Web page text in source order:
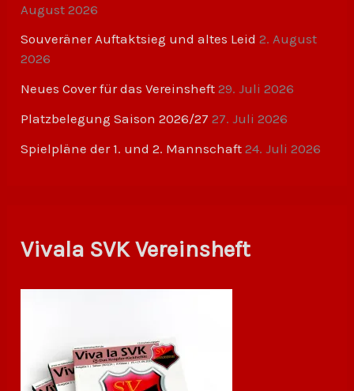
August 2026
Souveräner Auftaktsieg und altes Leid 2. August
2026
Neues Cover für das Vereinsheft 29. Juli 2026
Platzbelegung Saison 2026/27 27. Juli 2026
Spielpläne der 1. und 2. Mannschaft 24. Juli 2026
Vivala SVK Vereinsheft